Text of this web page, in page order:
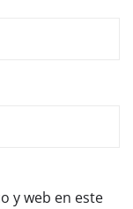
y web en este